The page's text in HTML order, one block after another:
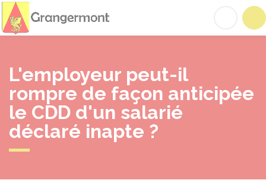
L'employeur peut-il
rompre de façon anticipée
le CDD d'un salarié
déclaré inapte ?